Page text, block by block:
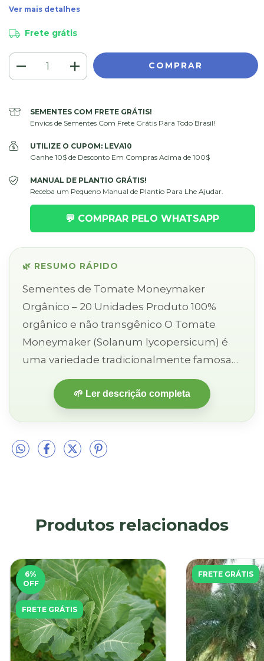
Ver mais detalhes
Frete grátis
SEMENTES COM FRETE GRÁTIS!
Envios de Sementes Com Frete Grátis Para Todo Brasil!
UTILIZE O CUPOM: LEVA10
Ganhe 10$ de Desconto Em Compras Acima de 100$
MANUAL DE PLANTIO GRÁTIS!
Receba um Pequeno Manual de Plantio Para Lhe Ajudar.
💬 COMPRAR PELO WHATSAPP
🌿 RESUMO RÁPIDO
Sementes de Tomate Moneymaker
Orgânico – 20 Unidades Produto 100%
orgânico e não transgênico O Tomate
Moneymaker (Solanum lycopersicum) é
uma variedade tradicionalmente famosa
por sua produtividade e sabor uniforme.
Produz tomates médios, suculentos e
🌱 Ler descrição completa
Produtos relacionados
6%
OFF
FRETE GRÁTIS
FRETE GRÁTIS